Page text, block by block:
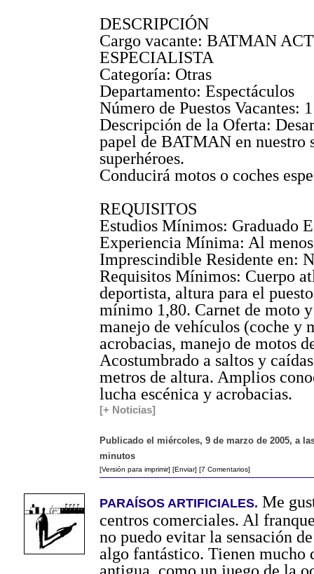
DESCRIPCIÓN
Cargo vacante: BATMAN
ESPECIALISTA
Categoría: Otras
Departamento: Espectáculos
Número de Puestos Vacantes: 1
Descripción de la Oferta:
papel de BATMAN en nuestro
superhéroes.
Conducirá motos o coches
REQUISITOS
Estudios Mínimos: Graduado
Experiencia Mínima: Al menos
Imprescindible Residente en:
Requisitos Mínimos: Cuerpo
deportista, altura para el
mínimo 1,80. Carnet de moto
manejo de vehículos (coche y
acrobacias, manejo de motos
Acostumbrado a saltos y
metros de altura. Amplios
lucha escénica y acrobacias.
[+ Noticias]
Publicado el miércoles, 9 de marzo de 2005, a
minutos
[Versión para imprimir] [Enviar] [7 Comentarios]
PARAÍSOS ARTIFICIALES. Me
centros comerciales. Al
no puedo evitar la sensación
algo fantástico. Tienen mucho